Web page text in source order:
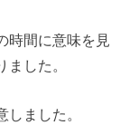
時間に意味を見
した。
しました。